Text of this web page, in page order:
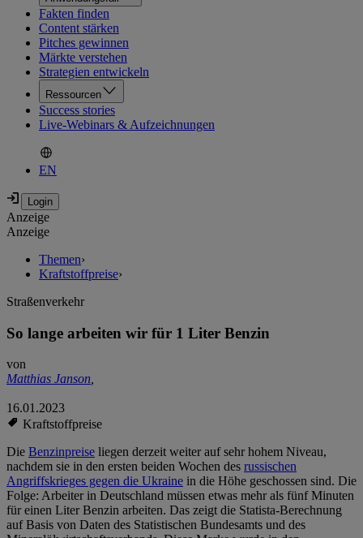
Fakten finden
Content stärken
Pitches gewinnen
Märkte verstehen
Strategien entwickeln
Ressourcen
Success stories
Live-Webinars & Aufzeichnungen
EN
Anzeige
Anzeige
Themen›
Kraftstoffpreise›
Straßenverkehr
So lange arbeiten wir für 1 Liter Benzin
von
Matthias Janson,
16.01.2023
Kraftstoffpreise
Die Benzinpreise liegen derzeit weiter auf sehr hohem Niveau,
nachdem sie in den ersten beiden Wochen des russischen
Angriffskrieges gegen die Ukraine in die Höhe geschossen sind. Die
Folge: Arbeiter in Deutschland müssen etwas mehr als fünf Minuten
für einen Liter Benzin arbeiten. Das zeigt die Statista-Berechnung
auf Basis von Daten des Statistischen Bundesamts und des